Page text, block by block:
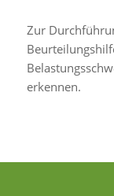
Zur
erkennen.